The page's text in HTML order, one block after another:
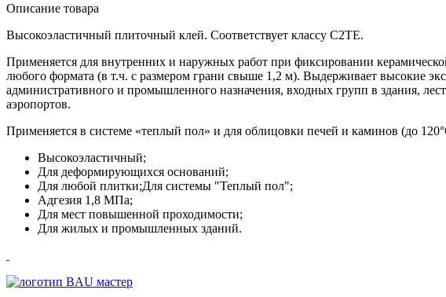
Описание товара
Высокоэластичный плиточный клей. Соответствует классу C2TE.
Применяется для внутренних и наружных работ при фиксировании
любого формата (в т.ч. с размером грани свыше 1,2 м). Выдерживает высокие
административного и промышленного назначения, входных групп в здания,
аэропортов.
Применяется в системе «теплый пол» и для облицовки печей и каминов (до
Высокоэластичный;
Для деформирующихся оснований;
Для любой плитки;Для системы "Теплый пол";
Адгезия 1,8 МПа;
Для мест повышенной проходимости;
Для жилых и промышленных зданий.